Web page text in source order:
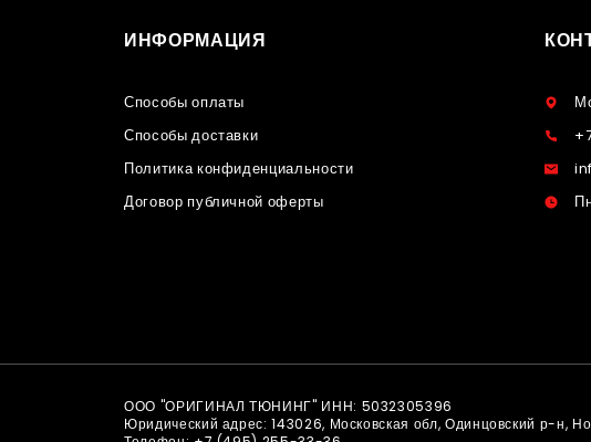
ИНФОРМАЦИЯ
Способы оплаты
Способы доставки
Политика конфиденциальности
Договор публичной оферты
ООО "ОРИГИНАЛ ТЮНИНГ" ИНН: 5032305396
Юридический адрес: 143026, Московская обл, Одинцовский р-н,